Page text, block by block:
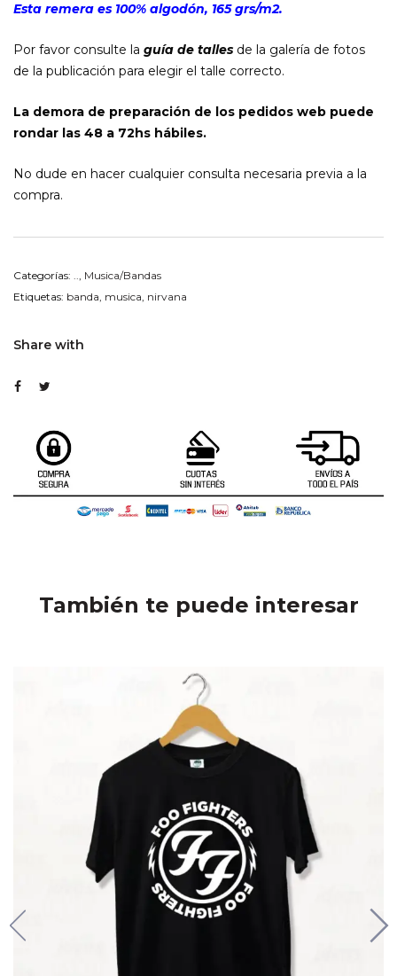
Esta remera es 100% algodón, 165 grs/m2.
Por favor consulte la guía de talles de la galería de fotos
de la publicación para elegir el talle correcto.
La demora de preparación de los pedidos web puede
rondar las 48 a 72hs hábiles.
No dude en hacer cualquier consulta necesaria previa a la
compra.
Categorías: .., Musica/Bandas
Etiquetas: banda, musica, nirvana
Share with
También te puede interesar